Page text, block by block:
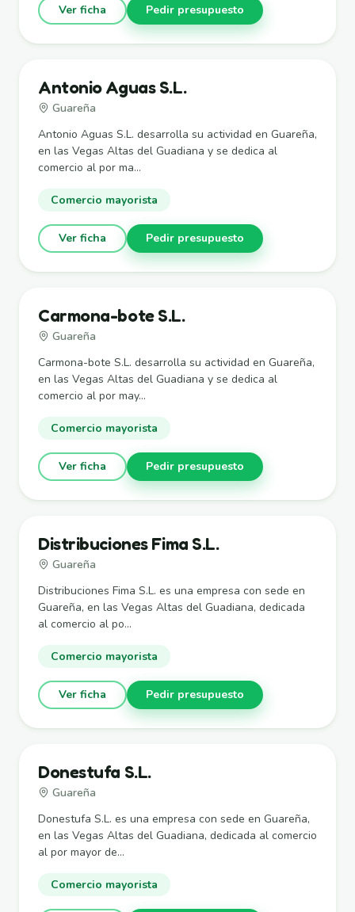
Ver ficha Pedir presupuesto
Antonio Aguas S.L.
Guareña
Antonio Aguas S.L. desarrolla su actividad en Guareña,
en las Vegas Altas del Guadiana y se dedica al
comercio al por ma...
Comercio mayorista
Ver ficha Pedir presupuesto
Carmona-bote S.L.
Guareña
Carmona-bote S.L. desarrolla su actividad en Guareña,
en las Vegas Altas del Guadiana y se dedica al
comercio al por may...
Comercio mayorista
Ver ficha Pedir presupuesto
Distribuciones Fima S.L.
Guareña
Distribuciones Fima S.L. es una empresa con sede en
Guareña, en las Vegas Altas del Guadiana, dedicada
al comercio al po...
Comercio mayorista
Ver ficha Pedir presupuesto
Donestufa S.L.
Guareña
Donestufa S.L. es una empresa con sede en Guareña,
en las Vegas Altas del Guadiana, dedicada al comercio
al por mayor de...
Comercio mayorista